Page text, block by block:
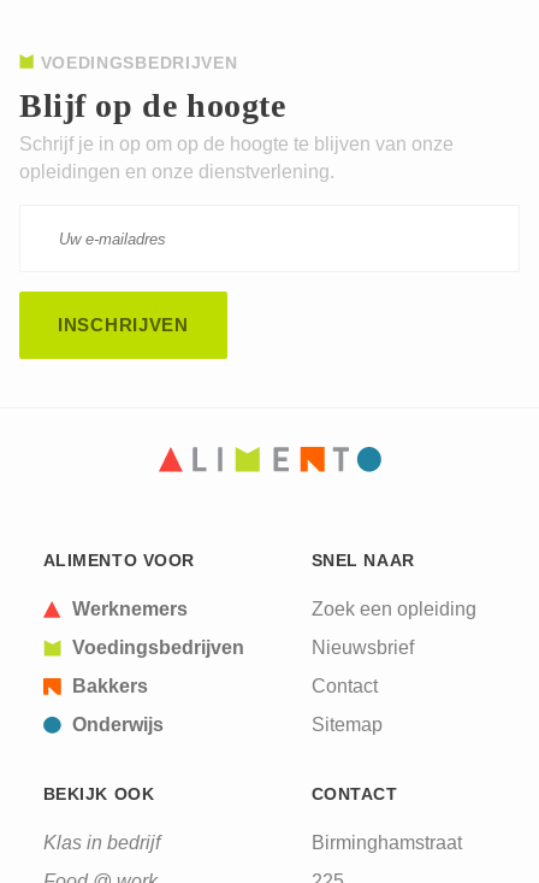
submissions.
Blijf op de hoogte
VOEDINGSBEDRIJVEN
Schrijf je in op om op de hoogte te blijven van onze
opleidingen en onze dienstverlening.
ALIMENTO VOOR
Werknemers
Voedingsbedrijven
Bakkers
Onderwijs
SNEL NAAR
Zoek een opleiding
Nieuwsbrief
Contact
Sitemap
BEKIJK OOK
Klas in bedrijf
CONTACT
Birminghamstraat